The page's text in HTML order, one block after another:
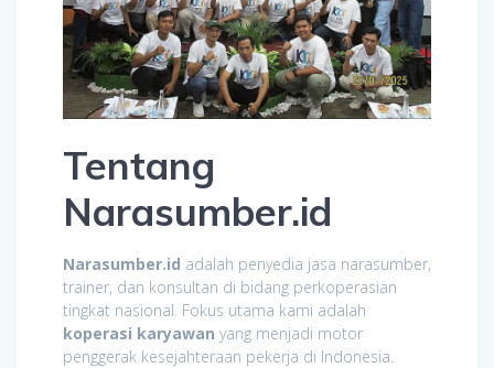
Tentang
Narasumber.id
Narasumber.id adalah penyedia jasa narasumber,
trainer, dan konsultan di bidang perkoperasian
tingkat nasional. Fokus utama kami adalah
koperasi karyawan yang menjadi motor
penggerak kesejahteraan pekerja di Indonesia.